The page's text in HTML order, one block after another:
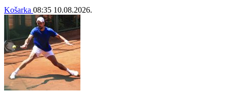
Košarka 08:35 10.08.2026.